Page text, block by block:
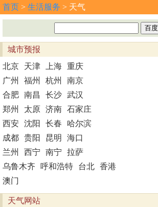
首页 > 生活服务 > 天气
城市预报
北京
天津 上海 重庆
广州
福州 杭州
南京
合肥 南昌 长沙 武汉
郑州
太原 济南 石家庄
西安 沈阳 长春
哈尔滨
成都 贵阳 昆明
海口
兰州
西宁 南宁
拉萨
乌鲁木齐
呼和浩特 台北 香港
澳门
天气网站